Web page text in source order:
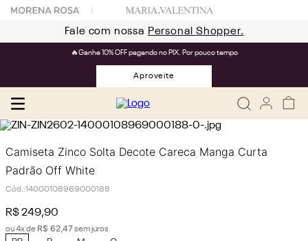
Fale com nossa Personal Shopper.
🔥Ganhe 10% OFF pagando no PIX. Por pouco tempo
Aproveite
Camiseta Zinco Solta Decote Careca Manga Curta
Padrão Off White
Cód.:14000108969000188
R$249,90
ou4x de R$ 62,47sem juros